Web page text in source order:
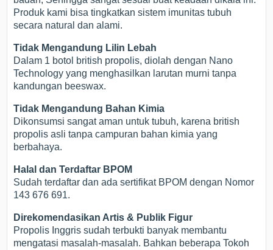
Produk kami bisa tingkatkan sistem imunitas tubuh
secara natural dan alami.
Tidak Mengandung Lilin Lebah
Dalam 1 botol british propolis, diolah dengan Nano
Technology yang menghasilkan larutan murni tanpa
kandungan beeswax.
Tidak Mengandung Bahan Kimia
Dikonsumsi sangat aman untuk tubuh, karena british
propolis asli tanpa campuran bahan kimia yang
berbahaya.
Halal dan Terdaftar BPOM
Sudah terdaftar dan ada sertifikat BPOM dengan Nomor
143 676 691.
Direkomendasikan Artis & Publik Figur
Propolis Inggris sudah terbukti banyak membantu
mengatasi masalah-masalah. Bahkan beberapa Tokoh